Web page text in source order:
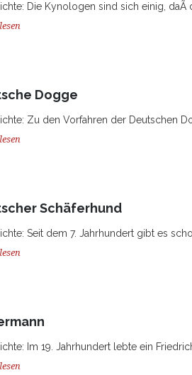
Die Kynologen sind sich einig, daÃ
Dogge
Zu den Vorfahren der Deutschen
Schäferhund
Seit dem 7. Jahrhundert gibt es
Im 19. Jahrhundert lebte ein